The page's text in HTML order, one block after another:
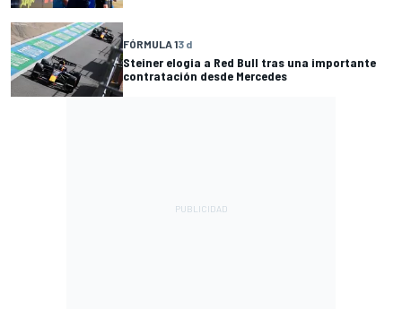
FÓRMULA 13 d
Steiner elogia a Red Bull tras una importante
contratación desde Mercedes